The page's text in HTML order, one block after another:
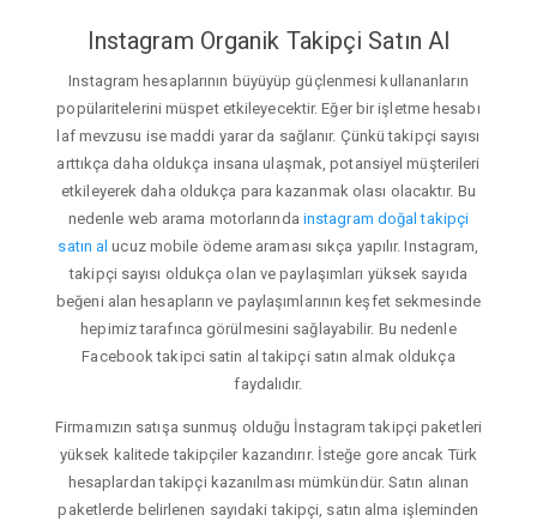
Instagram Organik Takipçi Satın Al
Instagram hesaplarının büyüyüp güçlenmesi kullananların
popülaritelerini müspet etkileyecektir. Eğer bir işletme hesabı
laf mevzusu ise maddi yarar da sağlanır. Çünkü takipçi sayısı
arttıkça daha oldukça insana ulaşmak, potansiyel müşterileri
etkileyerek daha oldukça para kazanmak olası olacaktır. Bu
nedenle web arama motorlarında instagram doğal takipçi
satın al ucuz mobile ödeme araması sıkça yapılır. Instagram,
takipçi sayısı oldukça olan ve paylaşımları yüksek sayıda
beğeni alan hesapların ve paylaşımlarının keşfet sekmesinde
hepimiz tarafınca görülmesini sağlayabilir. Bu nedenle
Facebook takipci satin al takipçi satın almak oldukça
faydalıdır.
Firmamızın satışa sunmuş olduğu İnstagram takipçi paketleri
yüksek kalitede takipçiler kazandırır. İsteğe gore ancak Türk
hesaplardan takipçi kazanılması mümkündür. Satın alınan
paketlerde belirlenen sayıdaki takipçi, satın alma işleminden